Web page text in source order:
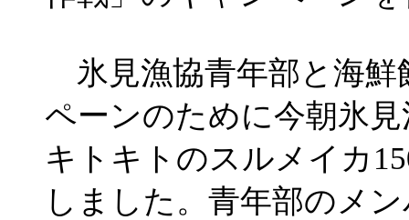
氷見漁協青年部と海鮮
ペーンのために今朝氷
キトキトのスルメイカ
しました。青年部のメ